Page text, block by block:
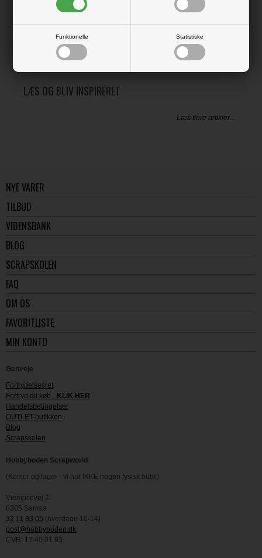
Funktionelle Statistiske
Kun med perlemor på den ene side !!
LÆS OG BLIV INSPIRERET
Læs flere artikler...
NYE VARER
TILBUD
VIDENSBANK
BLOG
SCRAPSKOLEN
FAQ
OM OS
FAVORITLISTE
MIN KONTO
Genveje
Fortrydelsesret
Fortryd dit køb - KLIK HER
Handelsbetingelser
OUTLET-butikken
Blog
Scrapskolen
Hobbyboden Scrapworld
(Kontor og lager - vi har IKKE nogen fysisk butik)
Viemosevej 2
8305 Samsø
32 11 83 05 (hverdage 10-14)
post@hobbyboden.dk
CVR: 17 40 01 93